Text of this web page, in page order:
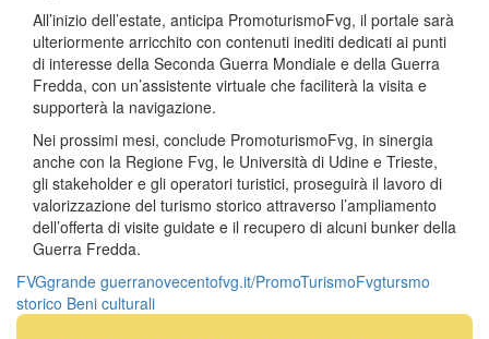
All’inizio dell’estate, anticipa PromoturismoFvg, il portale sarà
ulteriormente arricchito con contenuti inediti dedicati ai punti
di interesse della Seconda Guerra Mondiale e della Guerra
Fredda, con un’assistente virtuale che faciliterà la visita e
supporterà la navigazione.
Nei prossimi mesi, conclude PromoturismoFvg, in sinergia
anche con la Regione Fvg, le Università di Udine e Trieste,
gli stakeholder e gli operatori turistici, proseguirà il lavoro di
valorizzazione del turismo storico attraverso l’ampliamento
dell’offerta di visite guidate e il recupero di alcuni bunker della
Guerra Fredda.
FVGgrande guerranovecentofvg.it/PromoTurismoFvgtursmo
storico Beni culturali